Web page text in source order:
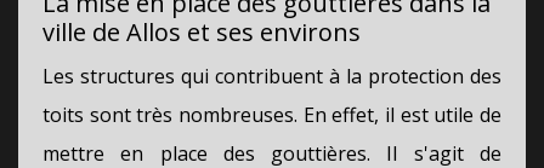
ville de Allos et ses environs
Les structures qui contribuent à la protection des
toits sont très nombreuses. En effet, il est utile de
mettre en place des gouttières. Il s'agit de